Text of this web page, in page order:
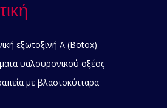
εξωτοξινή Α (Botox)
υαλουρονικού οξέος
με βλαστοκύτταρα